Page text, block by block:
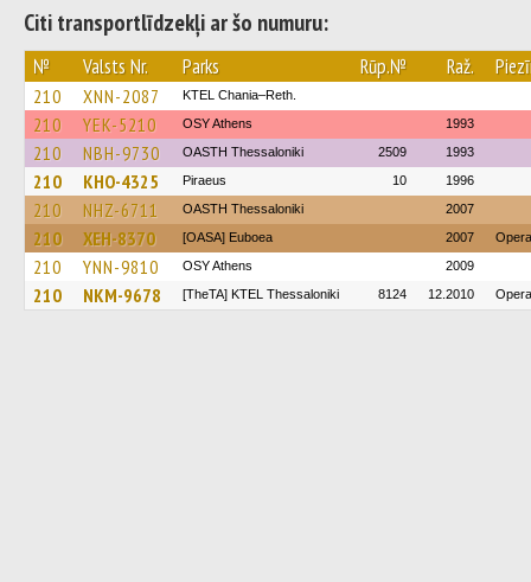
Citi transportlīdzekļi ar šo numuru:
№ Valsts Nr. Parks Rūp.№ Raž.
210 XNN-2087 KTEL Chania–Reth.
210 YEK-5210 OSY Athens 1993
210 NBH-9730 OASTH Thessaloniki 2509 1993
210 KHO-4325 Piraeus 10 1996
210 NHZ-6711 OASTH Thessaloniki 2007
210 XEH-8370 [OASA] Euboea 2007
210 YNN-9810 OSY Athens 2009
210 NKM-9678 [TheTA] KTEL Thessaloniki 8124 12.2010